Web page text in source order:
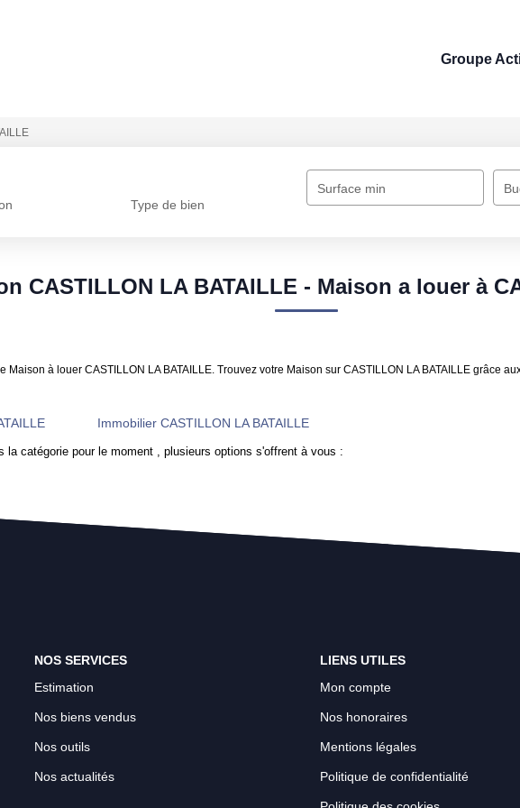
Groupe
Type de bien
Surface min
CASTILLON LA BATAILLE - Maison a louer à
à louer CASTILLON LA BATAILLE. Trouvez votre Maison sur CASTILLON LA BATAILLE grâce
Immobilier CASTILLON LA BATAILLE
la catégorie pour le moment , plusieurs options s'offrent à vous :
NOS SERVICES
Estimation
Nos biens vendus
Nos outils
Nos actualités
LIENS UTILES
Mon compte
Nos honoraires
Mentions légales
Politique de confidentialité